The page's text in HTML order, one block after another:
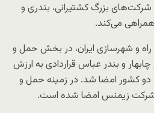
شرکت‌های بزرگ کشتیرانی، بندری و
همراهی می‌کند.
راه و شهرسازی ایران، در بخش حمل و
و بندر عباس قراردادی به ارزش
بین دو کشور امضا شد. در زمینه حمل و
شرکت زیمنس امضا شده است.